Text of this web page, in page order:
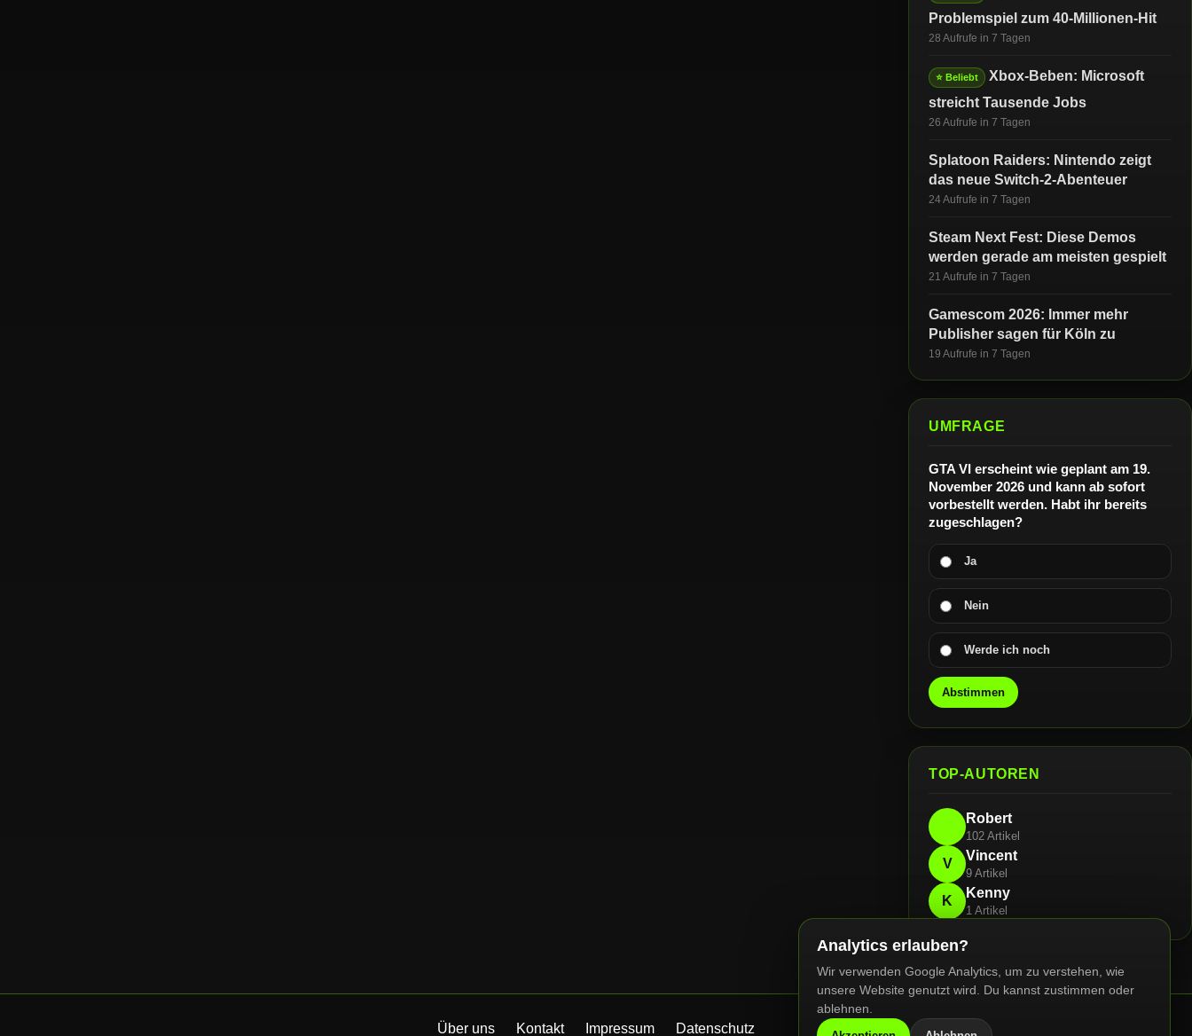
Analytics erlauben?
Wir verwenden Google Analytics, um zu verstehen, wie
unsere Website genutzt wird. Du kannst zustimmen oder
ablehnen.
Problemspiel zum 40-Millionen-Hit
28 Aufrufe in 7 Tagen
⭐ Beliebt
Xbox-Beben: Microsoft
streicht Tausende Jobs
26 Aufrufe in 7 Tagen
Splatoon Raiders: Nintendo zeigt
das neue Switch-2-Abenteuer
24 Aufrufe in 7 Tagen
Steam Next Fest: Diese Demos
werden gerade am meisten gespielt
21 Aufrufe in 7 Tagen
Gamescom 2026: Immer mehr
Publisher sagen für Köln zu
19 Aufrufe in 7 Tagen
UMFRAGE
GTA VI erscheint wie geplant am 19.
November 2026 und kann ab sofort
vorbestellt werden. Habt ihr bereits
zugeschlagen?
Ja
Nein
Werde ich noch
Abstimmen
TOP-AUTOREN
Robert
102 Artikel
V
Vincent
9 Artikel
K
Kenny
1 Artikel
Über uns Kontakt Impressum Datenschutz